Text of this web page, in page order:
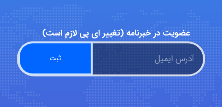
Niloofar
USER124
عضویت در خبرنامه (تغییر ای پی لازم است)